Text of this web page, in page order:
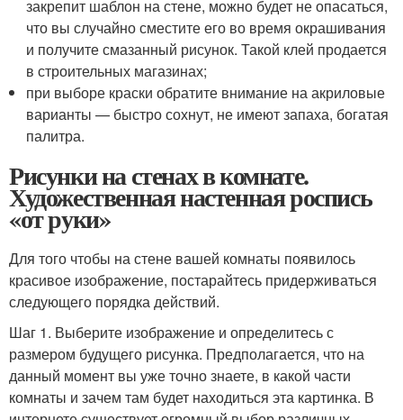
закрепит шаблон на стене, можно будет не опасаться,
что вы случайно сместите его во время окрашивания
и получите смазанный рисунок. Такой клей продается
в строительных магазинах;
при выборе краски обратите внимание на акриловые
варианты — быстро сохнут, не имеют запаха, богатая
палитра.
Рисунки на стенах в комнате.
Художественная настенная роспись
«от руки»
Для того чтобы на стене вашей комнаты появилось
красивое изображение, постарайтесь придерживаться
следующего порядка действий.
Шаг 1. Выберите изображение и определитесь с
размером будущего рисунка. Предполагается, что на
данный момент вы уже точно знаете, в какой части
комнаты и зачем там будет находиться эта картинка. В